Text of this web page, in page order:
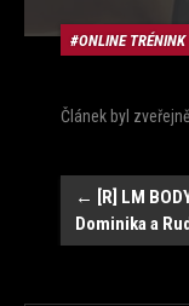
ONLINE TRÉNINK
Článek byl
Navigace
← [R] LM
Dominika a